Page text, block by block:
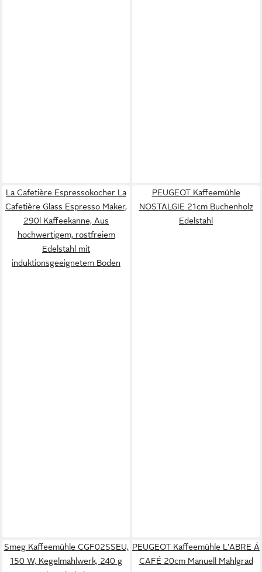
La Cafetière Espressokocher La
Cafetière Glass Espresso Maker,
290l Kaffeekanne, Aus
hochwertigem, rostfreiem
Edelstahl mit
induktionsgeeignetem Boden
PEUGEOT Kaffeemühle
NOSTALGIE 21cm Buchenholz
Edelstahl
Smeg Kaffeemühle CGF02SSEU,
150 W, Kegelmahlwerk, 240 g
PEUGEOT Kaffeemühle L'ABRE Á
CAFÉ 20cm Manuell Mahlgrad